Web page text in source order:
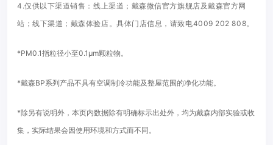
4.仅供以下渠道销售： 线上渠道； 戴森微信官方旗舰店及戴森官方网
站；线下渠道； 戴森体验店。具体门店信息，请致电4009 202 808。
*PM0.1指粒径小至0.1µm颗粒物。
*戴森BP系列产品不具有空调制冷功能及整屋范围的净化功能。
*除另有说明外，本页内数据除有明确标示出处外，均为戴森内部实验或收
集，实际结果会因使用环境和方式而不同。